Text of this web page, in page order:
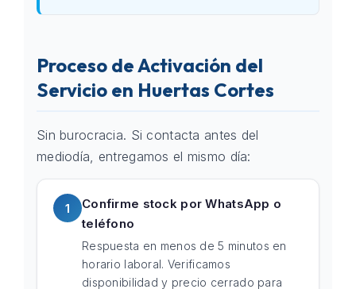
Proceso de Activación del
Servicio en Huertas Cortes
Sin burocracia. Si contacta antes del
mediodía, entregamos el mismo día:
1
Confirme stock por WhatsApp o
teléfono
Respuesta en menos de 5 minutos en
horario laboral. Verificamos
disponibilidad y precio cerrado para